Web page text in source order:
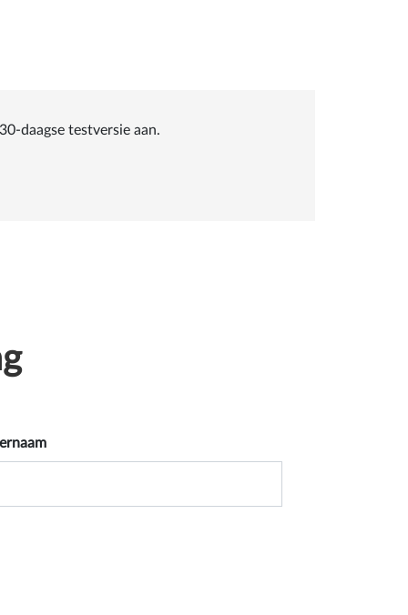
daagse testversie aan.